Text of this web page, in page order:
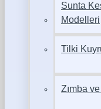
Sunta
Modelleri
Tilki
Zımba